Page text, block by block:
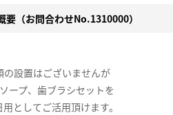
要（お問合わせNo.1310000）
設置はございませんが
ープ、歯ブラシセットを
としてご活用頂けます。